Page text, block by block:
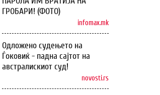
ГРОБАРИ! (ФОТО)
infomax.mk
Одложено судењето на
Ѓоковиќ - падна сајтот на
австралискиот суд!
novosti.rs